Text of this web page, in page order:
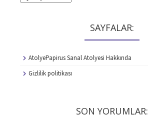
SAYFALAR:
AtolyePapirus Sanal Atolyesi Hakkında
Gizlilik politikası
SON YORUMLAR: